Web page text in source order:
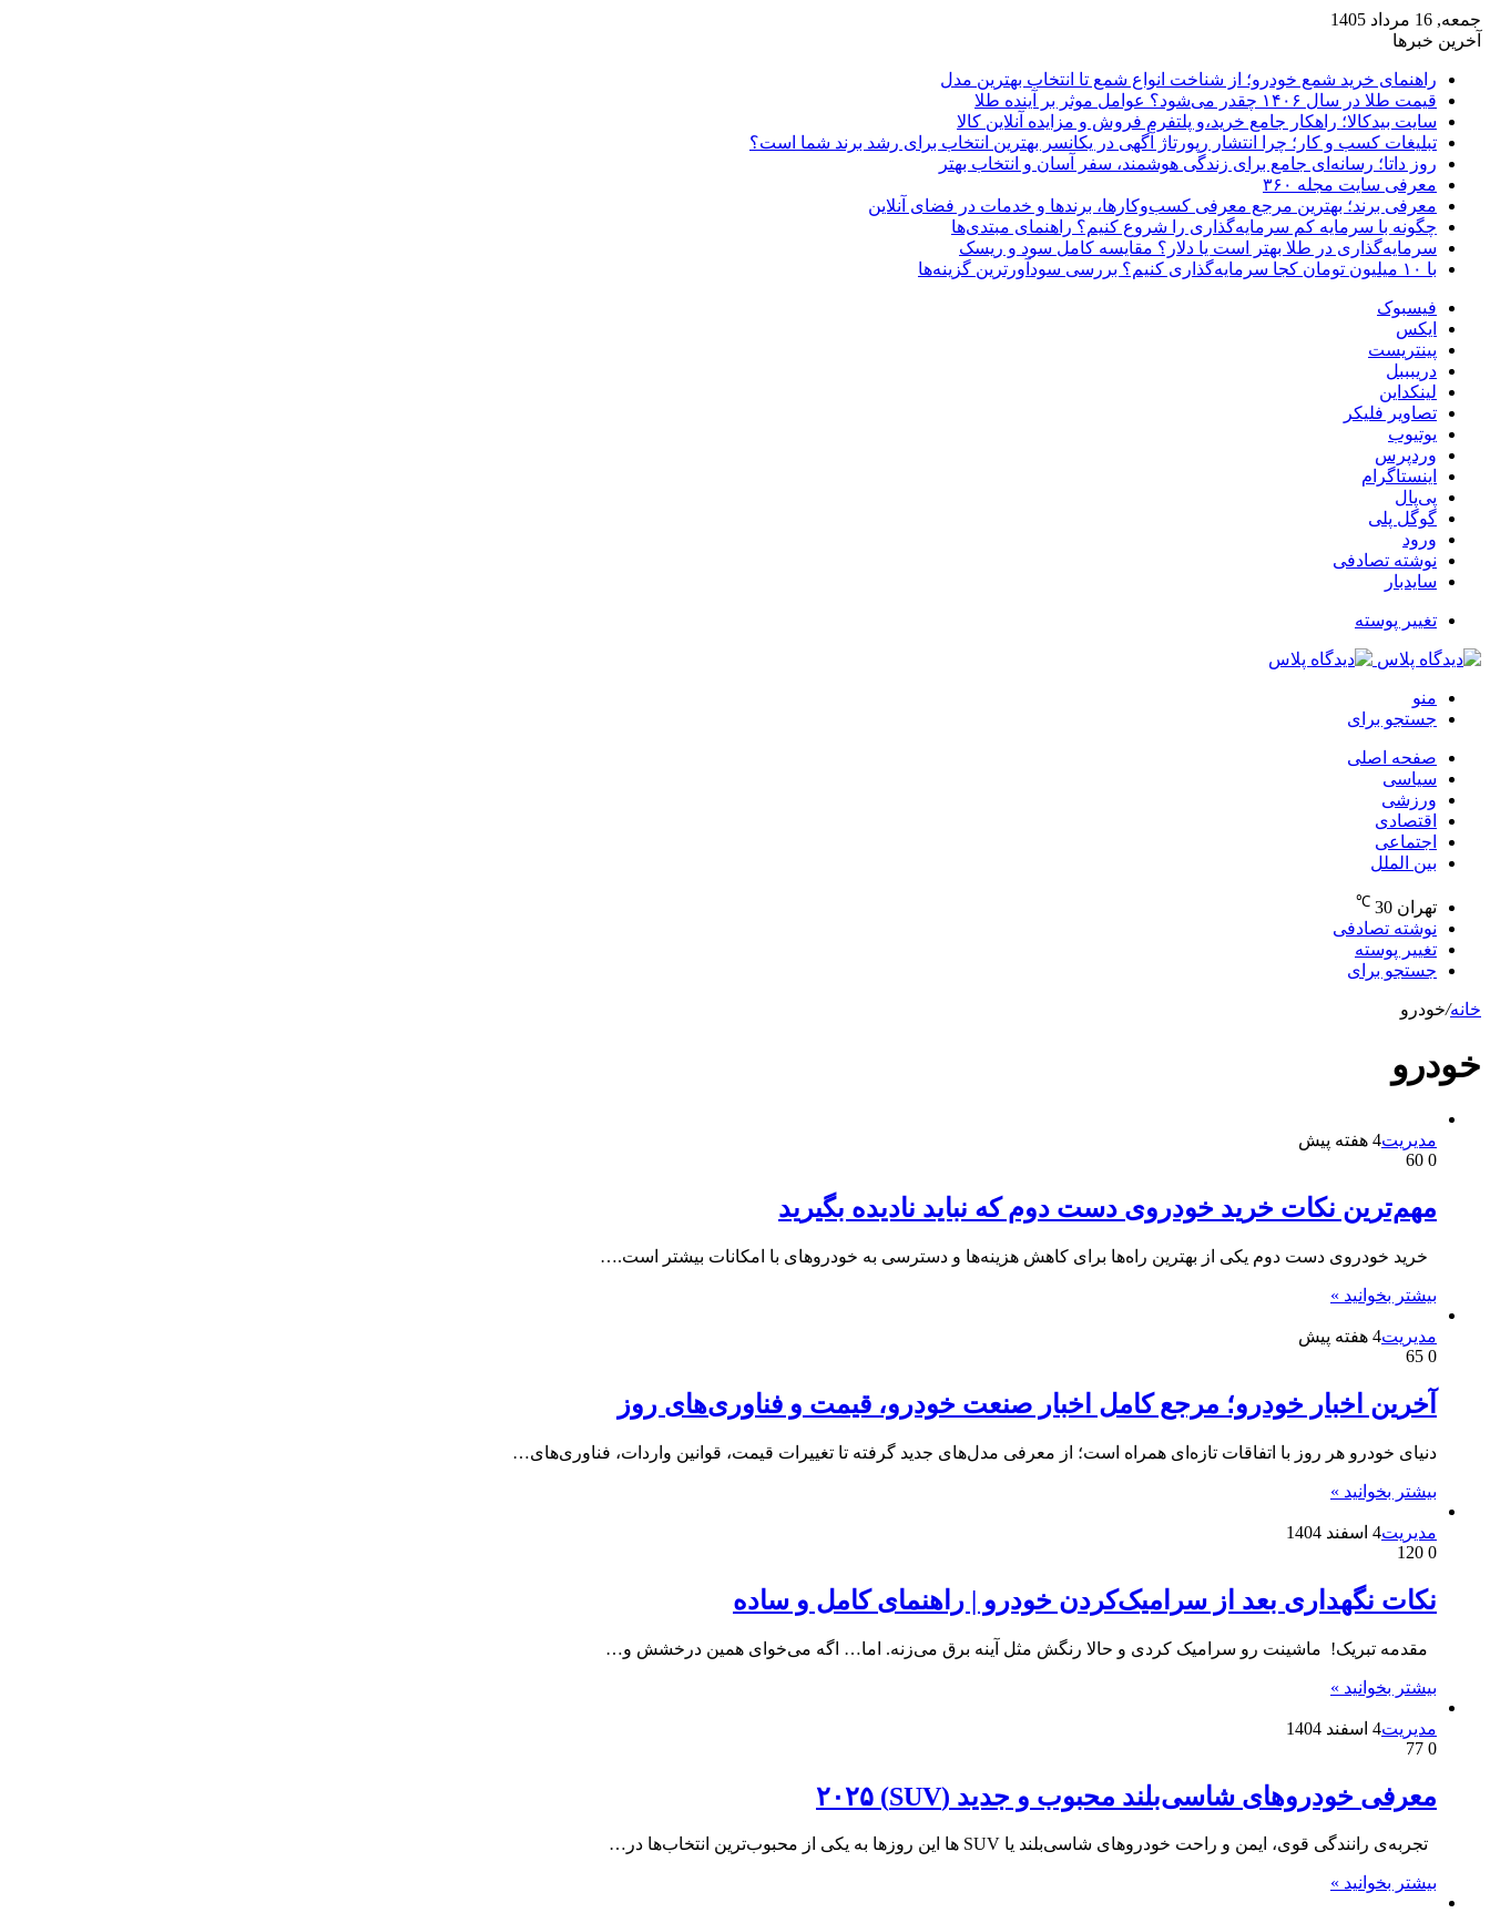
جمعه, 16 مرداد 1405
آخرین خبرها
راهنمای خرید شمع خودرو؛ از شناخت انواع شمع تا انتخاب بهترین مدل
قیمت طلا در سال ۱۴۰۶ چقدر می‌شود؟ عوامل موثر بر آینده طلا
سایت بیدکالا؛ راهکار جامع خرید،و پلتفرم فروش و مزایده آنلاین کالا
تبلیغات کسب و کار؛ چرا انتشار رپورتاژ آگهی در یکانسر بهترین انتخاب برای رشد برند شما است؟
روز داتا؛ رسانه‌ای جامع برای زندگی هوشمند، سفر آسان و انتخاب بهتر
معرفی سایت مجله ۳۶۰
معرفی برند؛ بهترین مرجع معرفی کسب‌وکارها، برندها و خدمات در فضای آنلاین
چگونه با سرمایه کم سرمایه‌گذاری را شروع کنیم؟ راهنمای مبتدی‌ها
سرمایه‌گذاری در طلا بهتر است یا دلار؟ مقایسه کامل سود و ریسک
با ۱۰ میلیون تومان کجا سرمایه‌گذاری کنیم؟ بررسی سودآورترین گزینه‌ها
فیسبوک
ایکس
پینتریست
دریبببل
لینکداین
تصاویر فلیکر
یوتیوب
وردپرس
اینستاگرام
پی‌پال
گوگل پلی
ورود
نوشته تصادفی
سایدبار
تغییر پوسته
منو
جستجو برای
صفحه اصلی
سیاسی
ورزشی
اقتصادی
اجتماعی
بین الملل
تهران 30
℃
نوشته تصادفی
تغییر پوسته
جستجو برای
خانه/خودرو
خودرو
مدیریت4 هفته پیش
0
مهم‌ترین نکات خرید خودروی دست دوم که نباید نادیده بگیرید
خرید خودروی دست دوم یکی از بهترین راه‌ها برای کاهش هزینه‌ها و دسترسی به خودروهای با امکانات بیشتر است.…
بیشتر بخوانید »
مدیریت4 هفته پیش
0
آخرین اخبار خودرو؛ مرجع کامل اخبار صنعت خودرو، قیمت و فناوری‌های روز
دنیای خودرو هر روز با اتفاقات تازه‌ای همراه است؛ از معرفی مدل‌های جدید گرفته تا تغییرات قیمت، قوانین واردات، فناوری‌های…
بیشتر بخوانید »
مدیریت4 اسفند 1404
0
نکات نگهداری بعد از سرامیک‌کردن خودرو | راهنمای کامل و ساده
مقدمه تبریک! ماشینت رو سرامیک کردی و حالا رنگش مثل آینه برق می‌زنه. اما… اگه می‌خوای همین درخشش و…
بیشتر بخوانید »
مدیریت4 اسفند 1404
0
معرفی خودروهای شاسی‌بلند محبوب و جدید (SUV) ۲۰۲۵
تجربه‌ی رانندگی قوی، ایمن و راحت خودروهای شاسی‌بلند یا SUV ها این روزها به یکی از محبوب‌ترین انتخاب‌ها در…
بیشتر بخوانید »